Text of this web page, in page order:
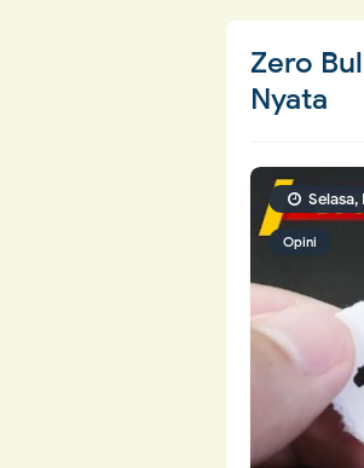
Zero
Nyata
Opini
Selasa,